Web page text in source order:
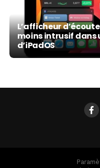
L’afficheur
moins intrusif dans
d’iPadOS